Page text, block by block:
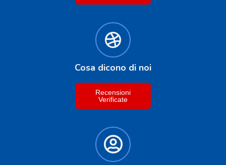
Cosa dicono di noi
Recensioni
Verificate